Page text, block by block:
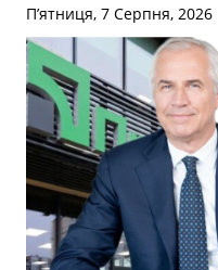
П’ятниця, 7 Серпня, 2026